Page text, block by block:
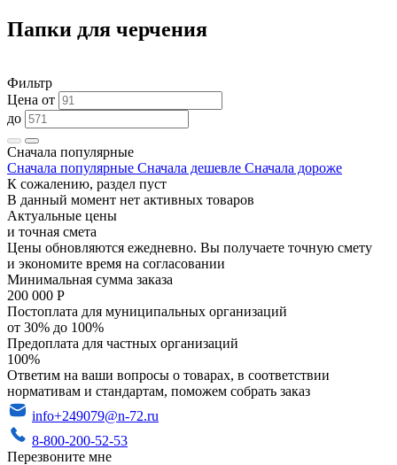
Папки для черчения
Фильтр
Цена от
до
Сначала популярные
Сначала популярные Сначала дешевле Сначала дороже
К сожалению, раздел пуст
В данный момент нет активных товаров
Актуальные цены
и точная смета
Цены обновляются ежедневно. Вы получаете точную смету
и экономите время на согласовании
Минимальная сумма заказа
200 000 Р
Постоплата для муниципальных организаций
от 30% до 100%
Предоплата для частных организаций
100%
Ответим на ваши вопросы о товарах, в соответствии
нормативам и стандартам, поможем собрать заказ
info+249079@n-72.ru
8-800-200-52-53
Перезвоните мне